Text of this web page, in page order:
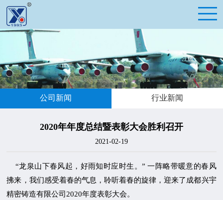
公司新闻 行业新闻
2020年年度总结暨表彰大会胜利召开
2021-02-19
“龙泉山下春风起，好雨知时应时生。” 一阵略带暖意的春风
拂来，我们感受着春的气息，聆听着春的旋律，迎来了成都兴宇
精密铸造有限公司2020年度表彰大会。